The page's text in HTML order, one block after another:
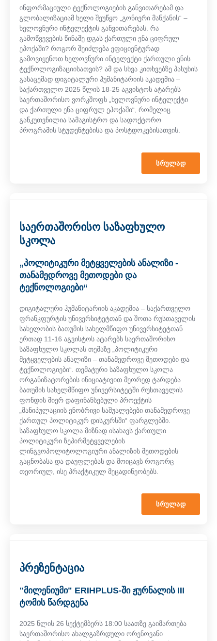
ინფორმაციული ტექნოლოგიების განვითარებამ და
გლობალიზაციამ ხელი შეუწყო „გონიერი მანქანის“ –
ხელოვნური ინტელექტის განვითარებას. რა
გამოწვევების წინაშე დგას ქართული ენა ციფრულ
ეპოქაში? როგორ შეიძლება ეფიციენტურად
გამოვიყენოთ ხელოვნური ინტელექტი ქართული ენის
ტექნოლოგიზაციისათვის? ამ და სხვა კითხვებზე პასუხის
გასაცემად დიგიტალური ჰუმანიტარიის აკადემია –
საქართველო 2025 წლის 18-25 აგვისტოს ატარებს
საერთაშორისო ვორკშოფს „ხელოვნური ინტელექტი
და ქართული ენა ციფრულ ეპოქაში“, რომელიც
განკუთვნილია სამაგისტრო და სადოქტორო
პროგრამის სტუდენტებისა და პოსტდოკებისათვის.
ᲡᲠᲣᲚᲐᲓ
საერთაშორისო საზაფხულო
სკოლა
„პოლიტიკური მეტყველების ანალიზი -
თანამედროვე მეთოდები და
ტექნოლოგიები“
დიგიტალური ჰუმანიტარიის აკადემია – საქართველო
ფრანკფურტის უნივერსიტეტთან და შოთა რუსთაველის
სახელობის ბათუმის სახელმწიფო უნივერსიტეტთან
ერთად 11-16 აგვისტოს ატარებს საერთაშორისო
საზაფხულო სკოლას თემაზე „პოლიტიკური
მეტყველების ანალიზი – თანამედროვე მეთოდები და
ტექნოლოგიები“. თემატური საზაფხულო სკოლა
ორგანიზატორების ინიციატივით მეორედ ტარდება
ბათუმის სახელმწიფო უნივერსიტეტში რუსთაველის
ფონდის მიერ დაფინანსებული პროექტის
„მანიპულაციის ენობრივი საშუალებები თანამედროვე
ქართულ პოლიტიკურ დისკურსში“ ფარგლებში.
საზაფხულო სკოლა მიზნად ისახავს ქართული
პოლიტიკური ზეპირმეტყველების
ლინგვოპოლიტოლოგიური ანალიზის მეთოდების
გაცნობასა და დაუფლებას და მოიცავს როგორც
თეორიულ, ისე პრაქტიკულ მეცადინეობებს.
ᲡᲠᲣᲚᲐᲓ
პრეზენტაცია
"მილენიუმი" ERIHPLUS-ში ჟურნალის III
ტომის წარდგენა
2025 წლის 26 სექტემბერს 18:00 საათზე გაიმართება
საერთაშორისო ახალგაზრდული ორენოვანი